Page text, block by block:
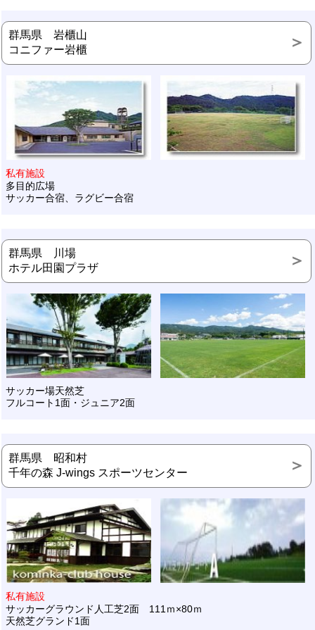
群馬県 岩櫃山
コニファー岩櫃
私有施設
多目的広場
サッカー合宿、ラグビー合宿
群馬県 川場
ホテル田園プラザ
サッカー場天然芝
フルコート1面・ジュニア2面
群馬県 昭和村
千年の森 J-wings スポーツセンター
私有施設
サッカーグラウンド人工芝2面 111ｍ×80ｍ
天然芝グランド1面